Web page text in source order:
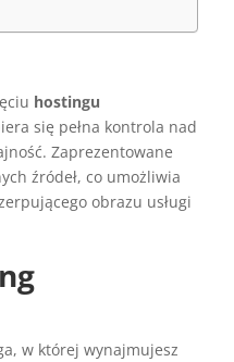
hostingu
się pełna kontrola nad
Zaprezentowane
źródeł, co umożliwia
obrazu usługi
w której wynajmujesz